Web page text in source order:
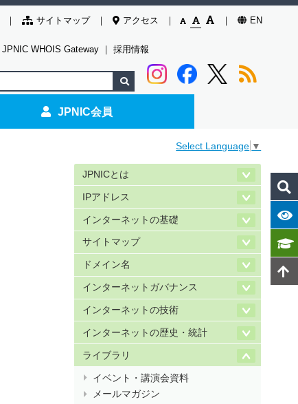
サイトマップ アクセス EN
JPNIC WHOIS Gateway ｜ 採用情報
JPNIC会員
Select Language ▼
JPNICとは
IPアドレス
インターネットの基礎
サイトマップ
ドメイン名
インターネットガバナンス
インターネットの技術
インターネットの歴史・統計
ライブラリ
イベント・講演会資料
メールマガジン